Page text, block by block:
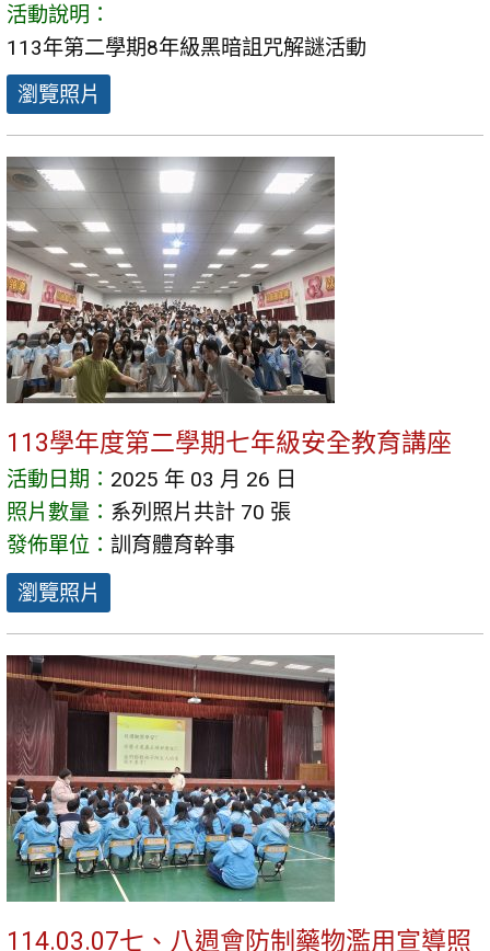
活動說明：
113年第二學期8年級黑暗詛咒解謎活動
瀏覽照片
113學年度第二學期七年級安全教育講座
活動日期： 2025 年 03 月 26 日
照片數量： 系列照片共計 70 張
發佈單位： 訓育體育幹事
瀏覽照片
114.03.07七、八週會防制藥物濫用宣導照